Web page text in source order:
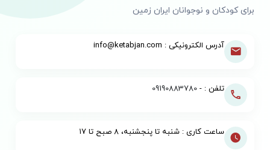
برای کودکان و نوجوانان ایران زمین
آدرس الکترونیکی : info@ketabjan.com
تلفن : -09190883780
ساعت کاری : شنبه تا پنجشنبه، ۸ صبح تا ۱۷